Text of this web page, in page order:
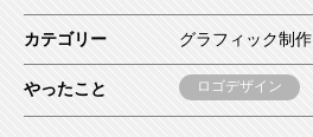
カテゴリー グラフィック制作
やったこと ロゴデザイン